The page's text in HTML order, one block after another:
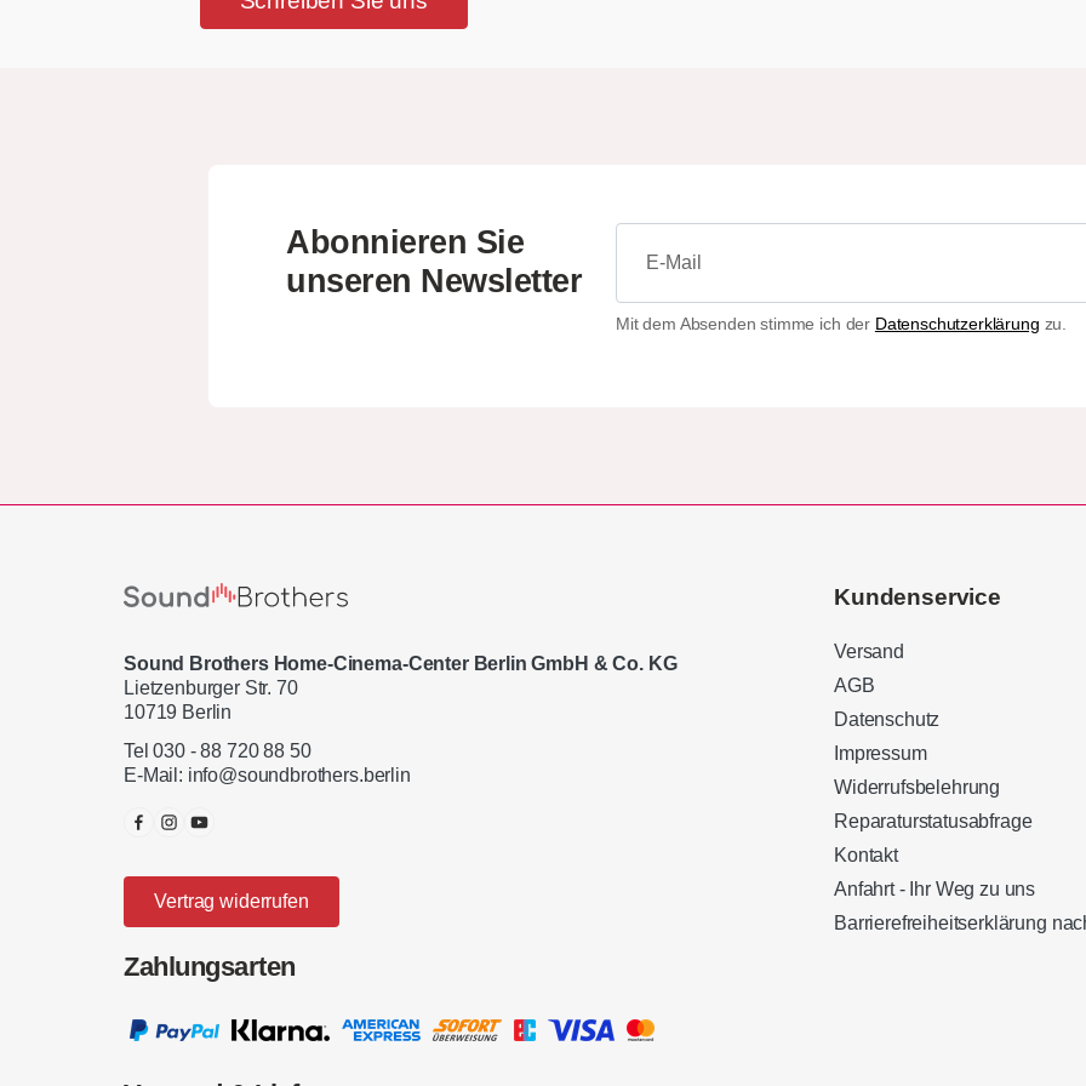
Abonnieren Sie
unseren Newsletter
Mit dem Absenden stimme ich der Datenschutzerklärung zu.
Sound Brothers Home-Cinema-Center Berlin GmbH & Co. KG
Lietzenburger Str. 70
10719 Berlin
Tel 030 - 88 720 88 50
E-Mail: info@soundbrothers.berlin
Vertrag widerrufen
Zahlungsarten
Kundenservice
Versand
AGB
Datenschutz
Impressum
Widerrufsbelehrung
Reparaturstatusabfrage
Kontakt
Anfahrt - Ihr Weg zu uns
Barrierefreiheitserklärung